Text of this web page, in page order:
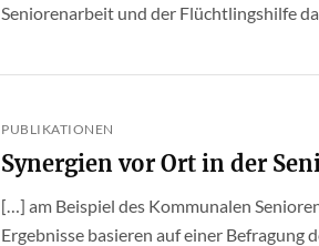
Seniorenarbeit und der Flüchtlingshilfe
PUBLIKATIONEN
Synergien vor Ort in der
[…] am Beispiel des Kommunalen
Ergebnisse basieren auf einer Befragung